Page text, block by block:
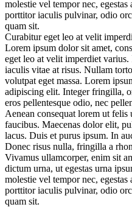
molestie vel tempor nec,
porttitor iaculis pulvinar, odio
quam sit.
Curabitur eget leo at velit
Lorem ipsum dolor sit amet,
eget leo at velit imperdiet
iaculis vitae at risus. Nullam
volutpat eget massa. Lorem
adipiscing elit. Integer fringilla,
eros pellentesque odio, nec
Aenean consequat lorem ut
faucibus. Maecenas dolor elit,
lacus. Duis et purus ipsum. In
Donec risus nulla, fringilla a
Vivamus ullamcorper, enim sit
dictum urna, ut egestas urna
molestie vel tempor nec,
porttitor iaculis pulvinar, odio
quam sit.